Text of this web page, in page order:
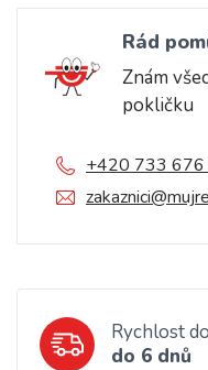
Rád
Znám
pokličku
+420 733
Rychlost
do 6 dnů